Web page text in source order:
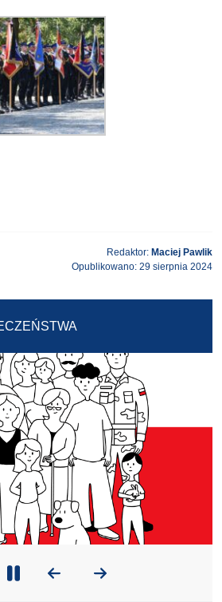
Redaktor: Maciej Pawlik
Opublikowano: 29 sierpnia 2024
Poprzedni slajdNastępny slajd